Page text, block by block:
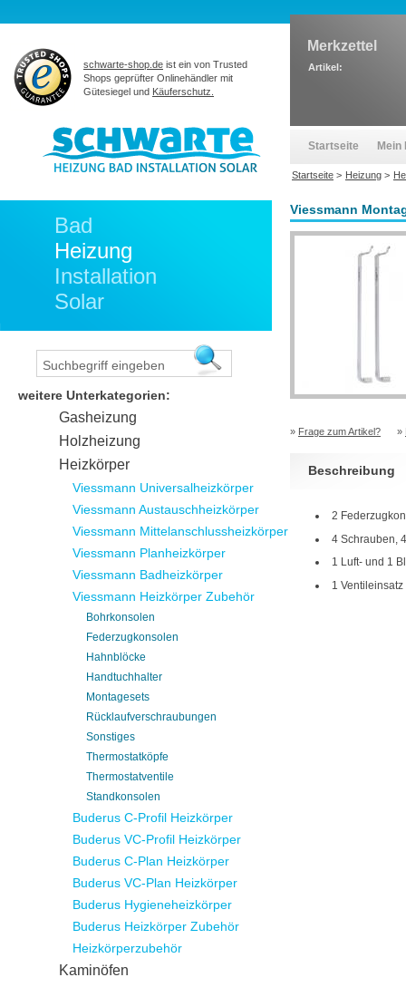
Viessmann
» Frage zum Artikel? »
Beschreibung
2
4 Schrauben,
1 Luft- und 1
1 Ventileinsatz
Bad
Heizung
Installation
Solar
weitere Unterkategorien:
Gasheizung
Holzheizung
Heizkörper
Viessmann Universalheizkörper
Viessmann Austauschheizkörper
Viessmann Mittelanschlussheizkörper
Viessmann Planheizkörper
Viessmann Badheizkörper
Viessmann Heizkörper Zubehör
Bohrkonsolen
Federzugkonsolen
Hahnblöcke
Handtuchhalter
Montagesets
Rücklaufverschraubungen
Sonstiges
Thermostatköpfe
Thermostatventile
Standkonsolen
Buderus C-Profil Heizkörper
Buderus VC-Profil Heizkörper
Buderus C-Plan Heizkörper
Buderus VC-Plan Heizkörper
Buderus Hygieneheizkörper
Buderus Heizkörper Zubehör
Heizkörperzubehör
Kaminöfen
schwarte-shop.de ist ein von Trusted
Shops geprüfter Onlinehändler mit
Gütesiegel und Käuferschutz.
Merkzettel
Artikel:
Startseite Mein
Startseite > Heizung >